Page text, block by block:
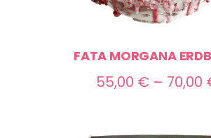
FATA MORGANA
55,00 € – 70,00